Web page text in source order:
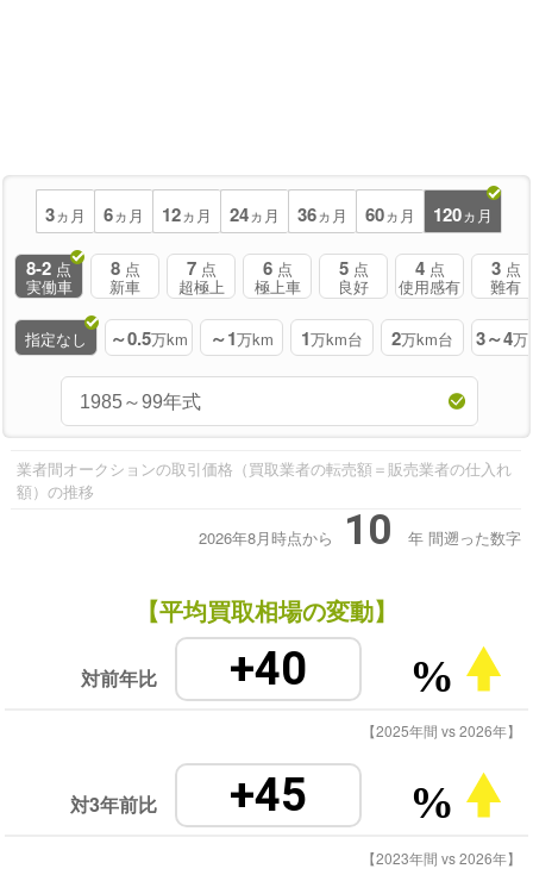
3ヵ月 6ヵ月 12ヵ月 24ヵ月 36ヵ月 60ヵ月 120ヵ月
8-2 点
実働車
8 点
新車
7 点
超極上
6 点
極上車
5 点
良好
4 点
使用感有
3 点
難有
指定なし ～0.5万km ～1万km 1万km台 2万km台 3～4万
業者間オークションの取引価格（買取業者の転売額＝販売業者の仕入れ
額）の推移
2026年8月時点から 10 年 間遡った数字
【平均買取相場の変動】
対前年比 +40 %
【2025年間 vs 2026年】
対3年前比 +45 %
【2023年間 vs 2026年】